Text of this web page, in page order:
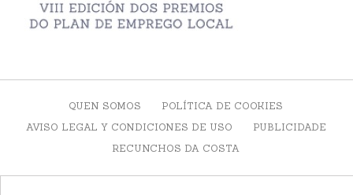
QUEN SOMOS
POLÍTICA DE COOKIES
AVISO LEGAL Y CONDICIONES DE USO
PUBLICIDADE
RECUNCHOS DA COSTA